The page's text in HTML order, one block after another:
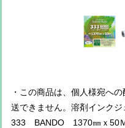
・この商品は、個人様宛へ
送できません。溶剤インク
333 BANDO 1370㎜ｘ50